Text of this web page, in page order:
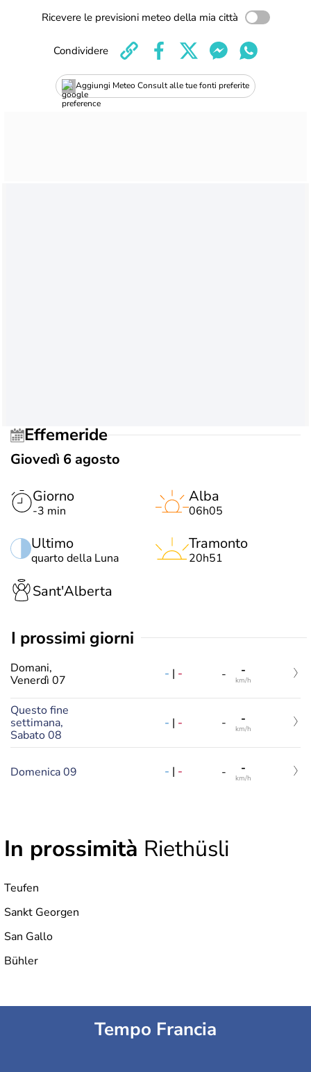
Ricevere le previsioni meteo della mia città
Aggiungi Meteo Consult alle tue fonti preferite
Condividere
Effemeride
Giovedì 6 agosto
Giorno
-3 min
Ultimo
quarto della Luna
Alba
06h05
Tramonto
20h51
Sant'Alberta
i prossimi giorni
Domani,
Venerdì 07
- | - - -
km/h
Questo fine
settimana,
Sabato 08
- | - - -
km/h
Domenica 09 - | - - -
km/h
In prossimità Riethüsli
Teufen
Sankt Georgen
San Gallo
Bühler
Tempo Francia